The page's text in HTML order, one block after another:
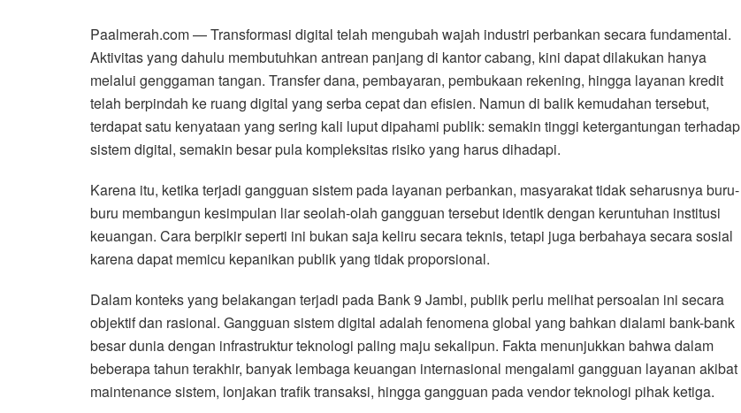
Paalmerah.com — Transformasi digital telah mengubah wajah industri perbankan secara fundamental.
Aktivitas yang dahulu membutuhkan antrean panjang di kantor cabang, kini dapat dilakukan hanya
melalui genggaman tangan. Transfer dana, pembayaran, pembukaan rekening, hingga layanan kredit
telah berpindah ke ruang digital yang serba cepat dan efisien. Namun di balik kemudahan tersebut,
terdapat satu kenyataan yang sering kali luput dipahami publik: semakin tinggi ketergantungan terhadap
sistem digital, semakin besar pula kompleksitas risiko yang harus dihadapi.
Karena itu, ketika terjadi gangguan sistem pada layanan perbankan, masyarakat tidak seharusnya buru-
buru membangun kesimpulan liar seolah-olah gangguan tersebut identik dengan keruntuhan institusi
keuangan. Cara berpikir seperti ini bukan saja keliru secara teknis, tetapi juga berbahaya secara sosial
karena dapat memicu kepanikan publik yang tidak proporsional.
Dalam konteks yang belakangan terjadi pada Bank 9 Jambi, publik perlu melihat persoalan ini secara
objektif dan rasional. Gangguan sistem digital adalah fenomena global yang bahkan dialami bank-bank
besar dunia dengan infrastruktur teknologi paling maju sekalipun. Fakta menunjukkan bahwa dalam
beberapa tahun terakhir, banyak lembaga keuangan internasional mengalami gangguan layanan akibat
maintenance sistem, lonjakan trafik transaksi, hingga gangguan pada vendor teknologi pihak ketiga.